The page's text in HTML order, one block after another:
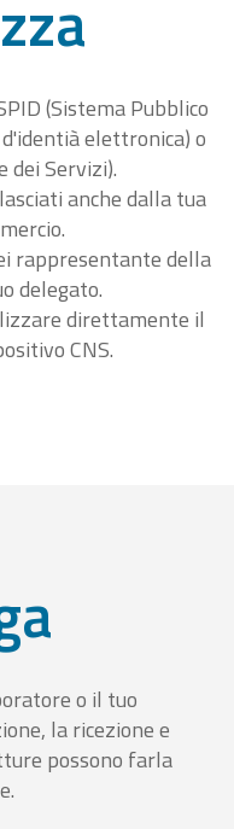
(Sistema Pubblico
elettronica) o
dei Servizi).
anche dalla tua
rappresentante della
delegato.
direttamente il
CNS.
o il tuo
la ricezione e
possono farla